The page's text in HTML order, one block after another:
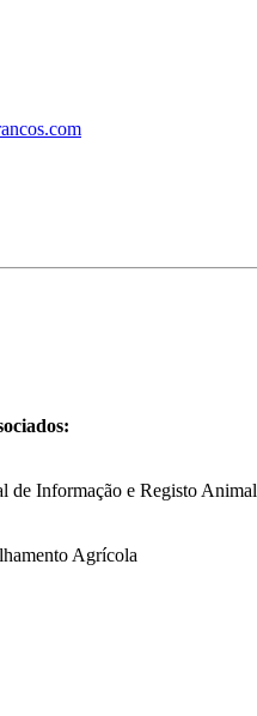
de Informação e Registo Animal
Agrícola